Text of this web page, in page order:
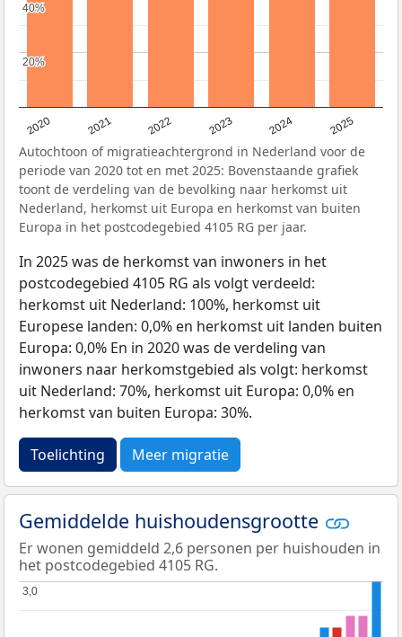
2020 2021 2022 2023 2024 2025
20%
20%
40%
40%
Autochtoon of migratieachtergrond in Nederland voor de
periode van 2020 tot en met 2025: Bovenstaande grafiek
toont de verdeling van de bevolking naar herkomst uit
Nederland, herkomst uit Europa en herkomst van buiten
Europa in het postcodegebied 4105 RG per jaar.
In 2025 was de herkomst van inwoners in het
postcodegebied 4105 RG als volgt verdeeld:
herkomst uit Nederland: 100%, herkomst uit
Europese landen: 0,0% en herkomst uit landen buiten
Europa: 0,0% En in 2020 was de verdeling van
inwoners naar herkomstgebied als volgt: herkomst
uit Nederland: 70%, herkomst uit Europa: 0,0% en
herkomst van buiten Europa: 30%.
Toelichting Meer migratie
Gemiddelde huishoudensgrootte
Er wonen gemiddeld 2,6 personen per huishouden in
het postcodegebied 4105 RG.
3,0
3,0